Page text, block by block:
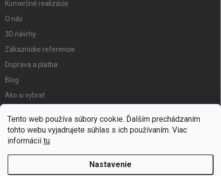
Tento web používa súbory cookie. Ďalším prechádzaním
tohto webu vyjadrujete súhlas s ich používaním. Viac
informáciítu.
Nastavenie
Komerčné realizácie
O nás
3D návrhy
Zákaznícke referencie
Doprava a platba
Blog
Ako si vybrať
Certifikát kvality
Moja objednávka